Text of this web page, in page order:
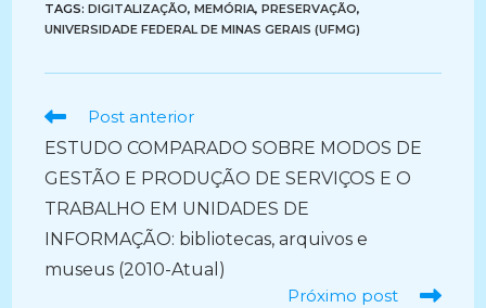
TAGS:DIGITALIZAÇÃO, MEMÓRIA, PRESERVAÇÃO,
UNIVERSIDADE FEDERAL DE MINAS GERAIS (UFMG)
Ler
artigos
Post anterior
ESTUDO COMPARADO SOBRE MODOS DE
GESTÃO E PRODUÇÃO DE SERVIÇOS E O
TRABALHO EM UNIDADES DE
INFORMAÇÃO: bibliotecas, arquivos e
museus (2010-Atual)
Próximo post